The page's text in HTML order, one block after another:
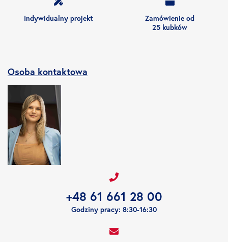
Indywidualny projekt
Zamówienie od
25 kubków
Osoba kontaktowa
+48 61 661 28 00
Godziny pracy: 8:30-16:30